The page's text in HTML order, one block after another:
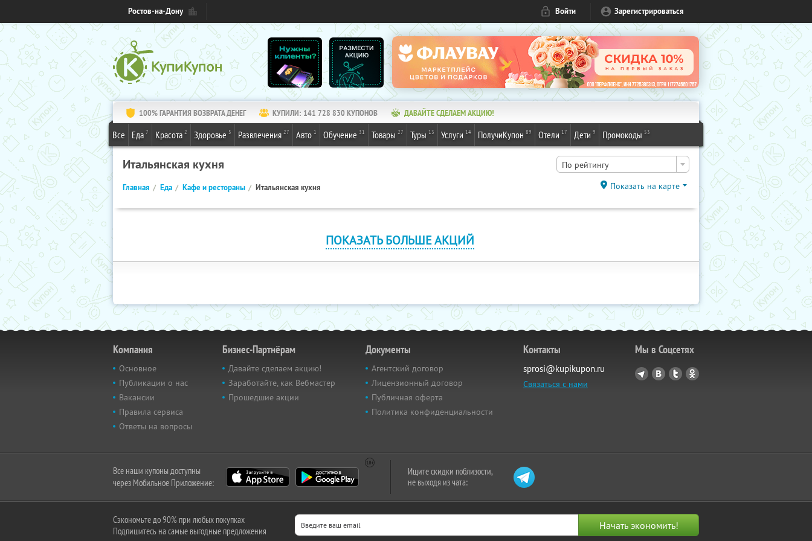
Ростов-на-Дону Войти Зарегистрироваться
100% ГАРАНТИЯ ВОЗВРАТА ДЕНЕГ КУПИЛИ: 141 728 830КУПОНОВ ДАВАЙТЕ СДЕЛАЕМ АКЦИЮ!
Все Еда 7 Красота 2 Здоровье 5 Развлечения 27 Авто 1 Обучение 31 Товары 27 Туры 13 Услуги 14 ПолучиКупон 89 Отели 17 Дети 9 Промокоды 53
Итальянская кухня По рейтингу
Главная Еда Кафе и рестораны Итальянская кухня Показать на карте
ПОКАЗАТЬ БОЛЬШЕ АКЦИЙ
Компания
Основное
Публикации о нас
Вакансии
Правила сервиса
Ответы на вопросы
Бизнес-Партнёрам
Давайте сделаем акцию!
Заработайте, как Вебмастер
Прошедшие акции
Документы
Агентский договор
Лицензионный договор
Публичная оферта
Политика конфиденциальности
Контакты
sprosi@kupikupon.ru
Связаться с нами
Мы в Соцсетях
Все наши купоны доступны
через Мобильное Приложение:
Ищите скидки поблизости,
не выходя из чата:
Сэкономьте до 90% при любых покупках
Подпишитесь на самые выгодные предложения